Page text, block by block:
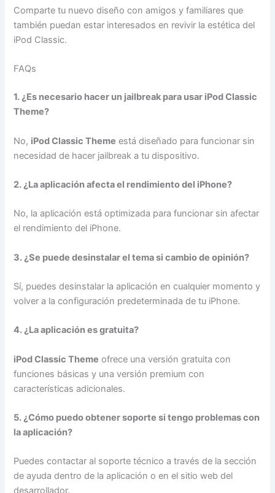
Comparte tu nuevo diseño con amigos y familiares que
también puedan estar interesados en revivir la estética del
iPod Classic.
FAQs
1. ¿Es necesario hacer un jailbreak para usar iPod Classic
Theme?
No, iPod Classic Theme está diseñado para funcionar sin
necesidad de hacer jailbreak a tu dispositivo.
2. ¿La aplicación afecta el rendimiento del iPhone?
No, la aplicación está optimizada para funcionar sin afectar
el rendimiento del iPhone.
3. ¿Se puede desinstalar el tema si cambio de opinión?
Sí, puedes desinstalar la aplicación en cualquier momento y
volver a la configuración predeterminada de tu iPhone.
4. ¿La aplicación es gratuita?
iPod Classic Theme ofrece una versión gratuita con
funciones básicas y una versión premium con
características adicionales.
5. ¿Cómo puedo obtener soporte si tengo problemas con
la aplicación?
Puedes contactar al soporte técnico a través de la sección
de ayuda dentro de la aplicación o en el sitio web del
desarrollador.